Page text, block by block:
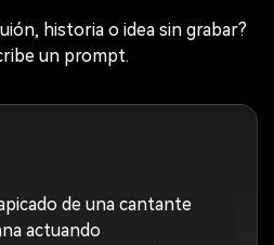
historia o idea sin grabar?
un prompt.
de una cantante
actuando